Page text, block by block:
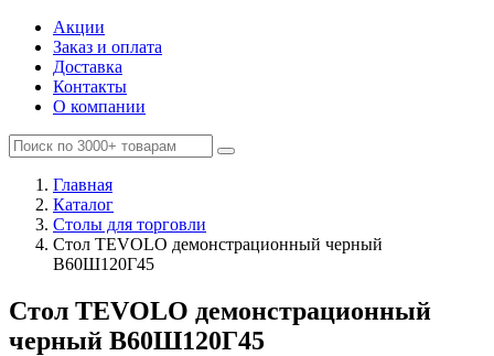
Акции
Заказ и оплата
Доставка
Контакты
О компании
Главная
Каталог
Столы для торговли
Стол TEVOLO демонстрационный черный
В60Ш120Г45
Стол TEVOLO демонстрационный
черный В60Ш120Г45